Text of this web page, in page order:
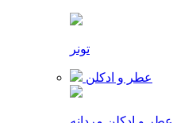
تونر
عطر و ادکلن